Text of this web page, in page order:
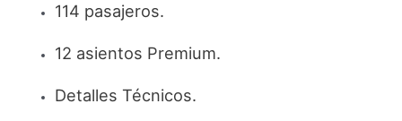
114 pasajeros.
12 asientos Premium.
Detalles Técnicos.